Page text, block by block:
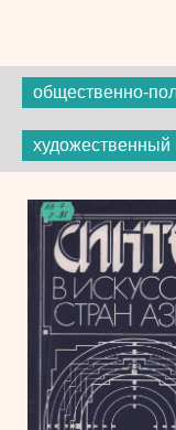
общественно-
художественный